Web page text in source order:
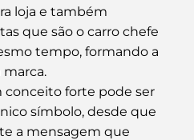
loja e também
que são o carro chefe
tempo, formando a
marca.
conceito forte pode ser
símbolo, desde que
a mensagem que